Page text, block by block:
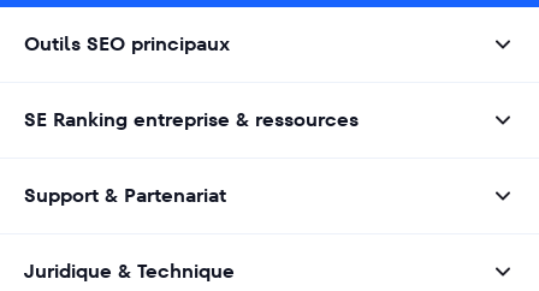
Outils SEO principaux
SE Ranking entreprise & ressources
Support & Partenariat
Juridique & Technique